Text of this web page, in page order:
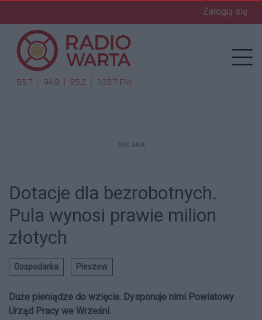
Zaloguj się
REKLAMA
Dotacje dla bezrobotnych.
Pula wynosi prawie milion
złotych
Gospodarka Pleszew
Duże pieniądze do wzięcia. Dysponuje nimi Powiatowy
Urząd Pracy we Wrześni.